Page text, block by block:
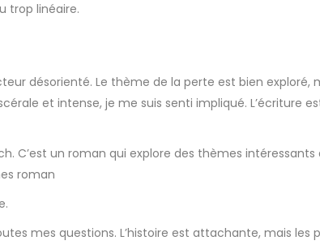
trop linéaire.
désorienté. Le thème de la perte est bien exploré,
et intense, je me suis senti impliqué. L’écriture
C’est un roman qui explore des thèmes
roman
mes questions. L’histoire est attachante, mais les